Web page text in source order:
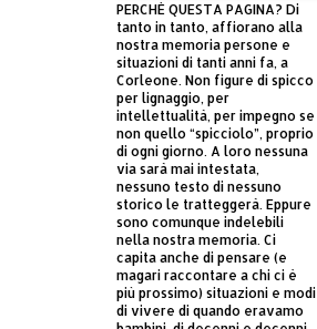
PERCHÈ QUESTA PAGINA? Di
tanto in tanto, affiorano alla
nostra memoria persone e
situazioni di tanti anni fa, a
Corleone. Non figure di spicco
per lignaggio, per
intellettualità, per impegno se
non quello “spicciolo”, proprio
di ogni giorno. A loro nessuna
via sarà mai intestata,
nessuno testo di nessuno
storico le tratteggerà. Eppure
sono comunque indelebili
nella nostra memoria. Ci
capita anche di pensare (e
magari raccontare a chi ci è
più prossimo) situazioni e modi
di vivere di quando eravamo